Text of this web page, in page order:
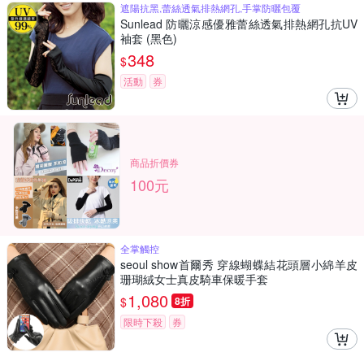
遮陽抗黑,蕾絲透氣排熱網孔,手掌防曬包覆
Sunlead 防曬涼感優雅蕾絲透氣排熱網孔抗UV
袖套 (黑色)
$348
活動 券
商品折價券
100元
全掌觸控
seoul show首爾秀 穿線蝴蝶結花頭層小綿羊皮
珊瑚絨女士真皮騎車保暖手套
$1,080 8折
限時下殺 券